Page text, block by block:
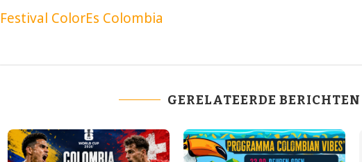
Festival ColorEs Colombia
GERELATEERDE BERICHTEN